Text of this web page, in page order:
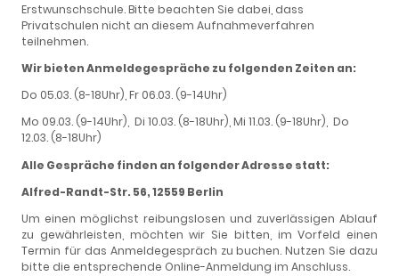
Erstwunschschule. Bitte beachten Sie dabei, dass
Privatschulen nicht an diesem Aufnahmeverfahren
teilnehmen.
Wir bieten Anmeldegespräche zu folgenden Zeiten an:
Do 05.03. (8-18Uhr), Fr 06.03. (9-14Uhr)
Mo 09.03. (9-14Uhr), Di 10.03. (8-18Uhr), Mi 11.03. (9-18Uhr), Do
12.03. (8-18Uhr)
Alle Gespräche finden an folgender Adresse statt:
Alfred-Randt-Str. 56, 12559 Berlin
Um einen möglichst reibungslosen und zuverlässigen Ablauf
zu gewährleisten, möchten wir Sie bitten, im Vorfeld einen
Termin für das Anmeldegespräch zu buchen. Nutzen Sie dazu
bitte die entsprechende Online-Anmeldung im Anschluss.